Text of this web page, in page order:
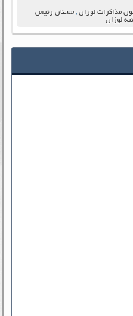
مذاکرات لوزان ,سخنان رئیس
لوزان